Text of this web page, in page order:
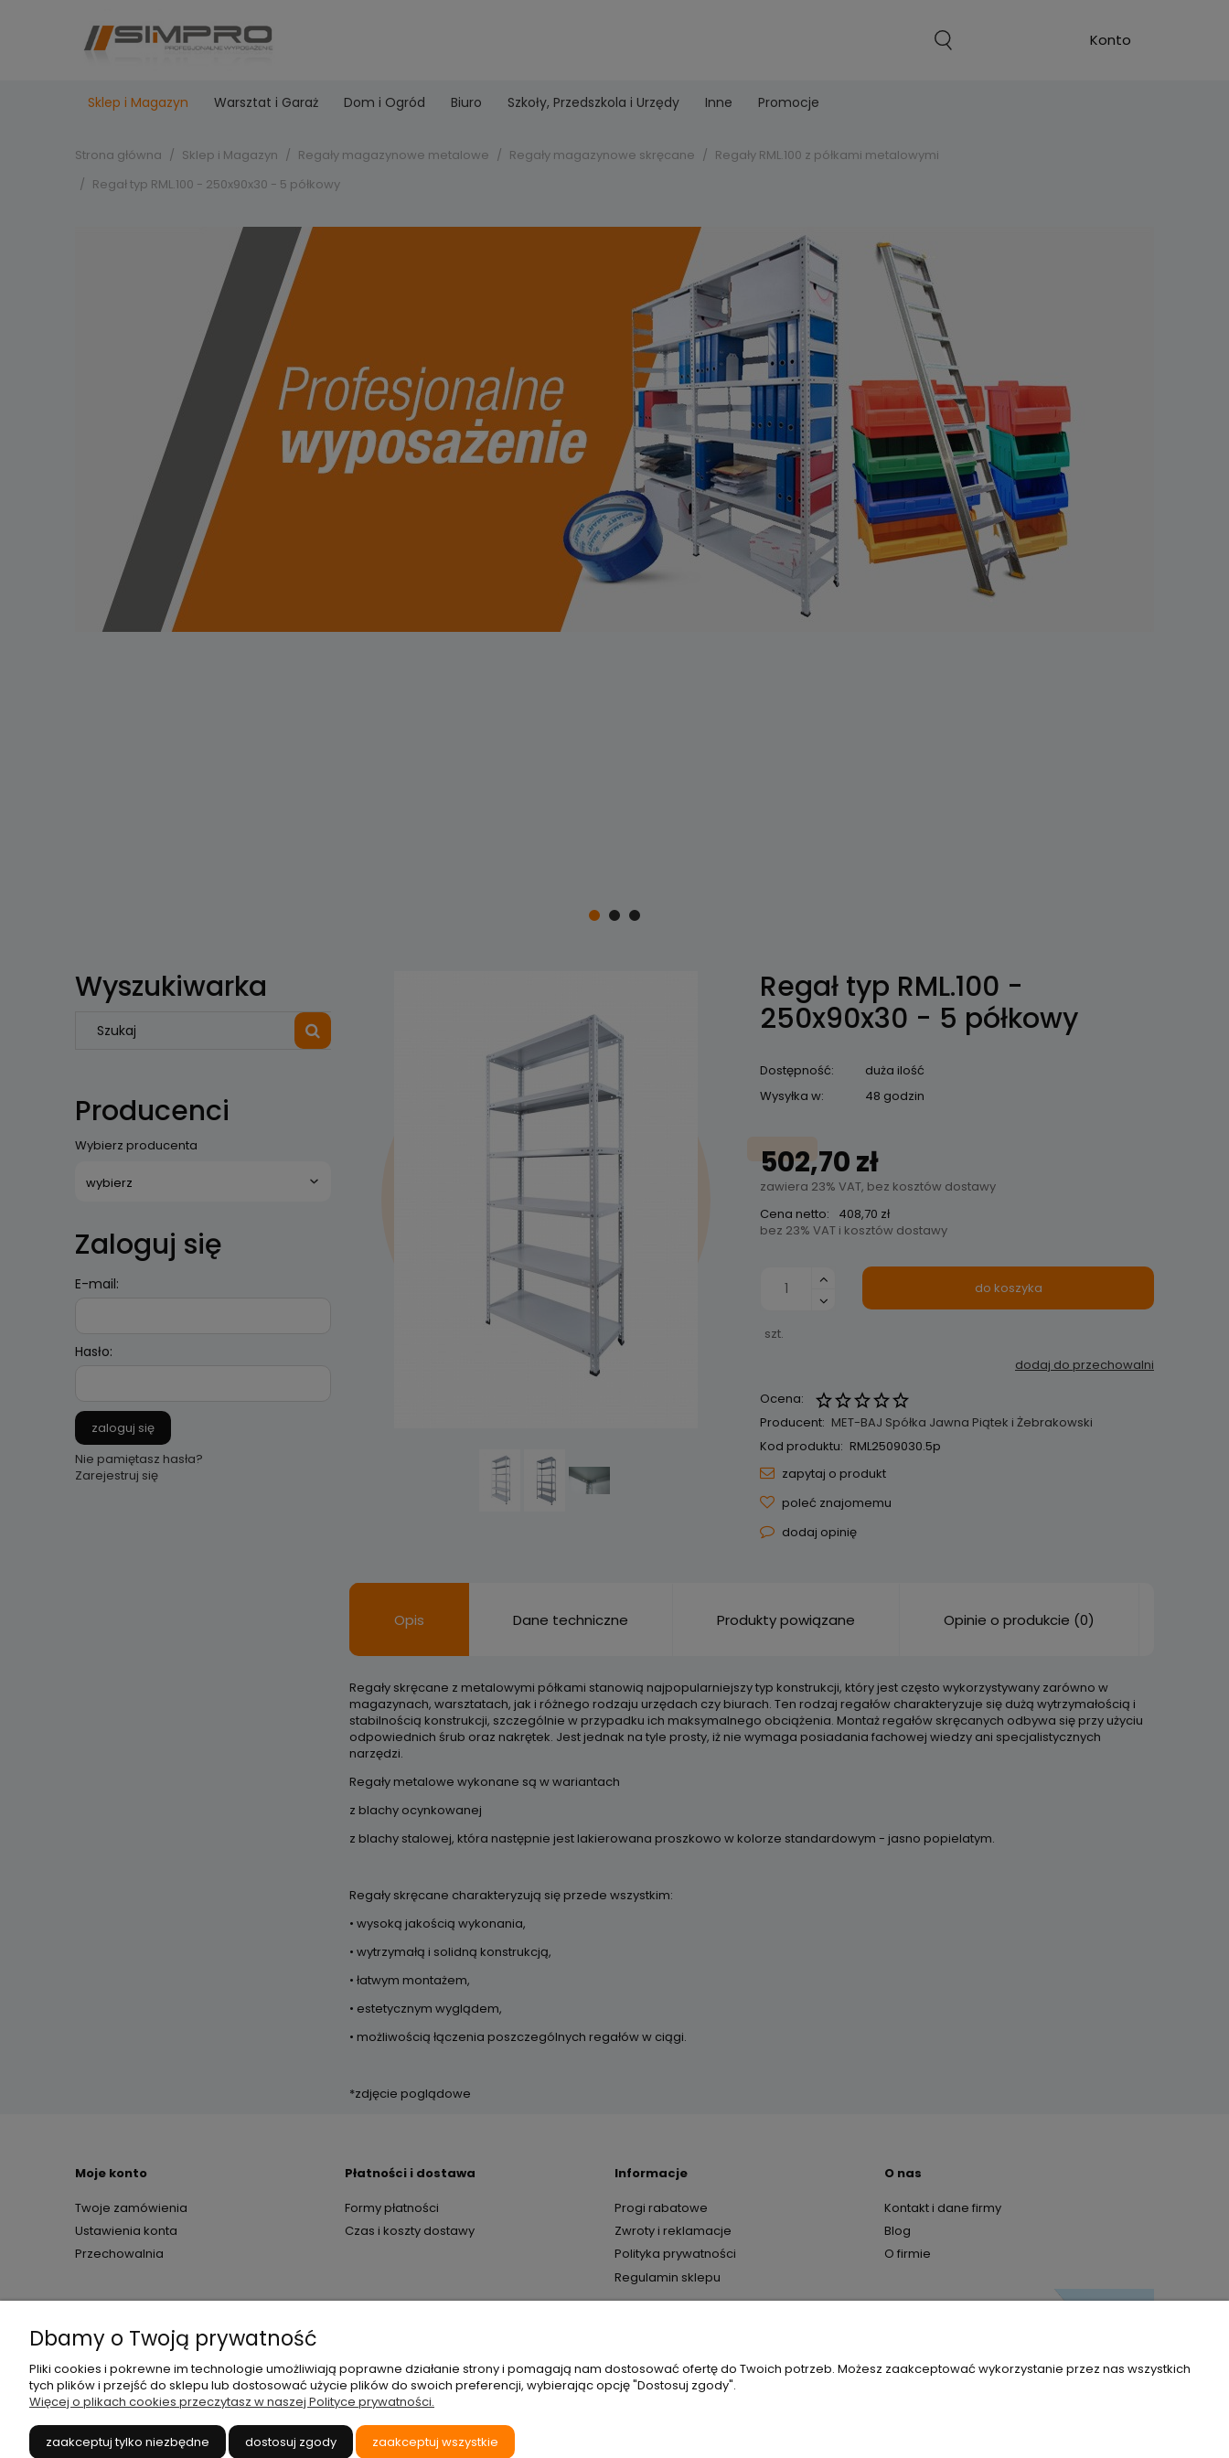
Sklep i Magazyn Warsztat i Garaż Dom i Ogród Biuro Szkoły, Przedszkola i Urzędy Inne Promocje
Strona główna Sklep i Magazyn Regały magazynowe metalowe Regały magazynowe skręcane
Regały RML.100 z półkami metalowymi
Regał typ RML.100 - 250x90x30 - 5 półkowy
Wyszukiwarka
Producenci
Wybierz producenta
Zaloguj się
E-mail:
Hasło:
zaloguj się
Nie pamiętasz hasła?
Zarejestruj się
Regał typ RML.100 -
250x90x30 - 5 półkowy
Dostępność:
duża ilość
Wysyłka w:
48 godzin
502,70 zł
zawiera 23% VAT, bez kosztów dostawy
Cena netto:
408,70 zł
bez 23% VAT i kosztów dostawy
szt.
do koszyka
dodaj do przechowalni
Ocena:
Producent: MET-BAJ Spółka Jawna Piątek i Żebrakowski
Kod produktu: RML2509030.5p
zapytaj o produkt
poleć znajomemu
dodaj opinię
Opis Dane techniczne Produkty powiązane Opinie o produkcie (0)
Regały skręcane z metalowymi półkami stanowią najpopularniejszy typ konstrukcji, który jest często wykorzystywany zarówno w
magazynach, warsztatach, jak i różnego rodzaju urzędach czy biurach. Ten rodzaj regałów charakteryzuje się dużą wytrzymałością i
stabilnością konstrukcji, szczególnie w przypadku ich maksymalnego obciążenia. Montaż regałów skręcanych odbywa się przy użyciu
odpowiednich śrub oraz nakrętek. Jest jednak na tyle prosty, iż nie wymaga posiadania fachowej wiedzy ani specjalistycznych
narzędzi.
Regały metalowe wykonane są w wariantach
z blachy ocynkowanej
z blachy stalowej, która następnie jest lakierowana proszkowo w kolorze standardowym - jasno popielatym.
Regały skręcane charakteryzują się przede wszystkim:
• wysoką jakością wykonania,
• wytrzymałą i solidną konstrukcją,
• łatwym montażem,
• estetycznym wyglądem,
• możliwością łączenia poszczególnych regałów w ciągi.
*zdjęcie poglądowe
Moje konto
Twoje zamówienia
Ustawienia konta
Przechowalnia
Płatności i dostawa
Formy płatności
Czas i koszty dostawy
Informacje
Progi rabatowe
Zwroty i reklamacje
Polityka prywatności
Regulamin sklepu
O nas
Kontakt i dane firmy
Blog
O firmie
Dbamy o Twoją prywatność
Pliki cookies i pokrewne im technologie umożliwiają poprawne działanie strony i pomagają nam dostosować ofertę do Twoich potrzeb. Możesz zaakceptować wykorzystanie przez nas wszystkich
tych plików i przejść do sklepu lub dostosować użycie plików do swoich preferencji, wybierając opcję "Dostosuj zgody".
Więcej o plikach cookies przeczytasz w naszej Polityce prywatności.
zaakceptuj tylko niezbędne dostosuj zgody zaakceptuj wszystkie